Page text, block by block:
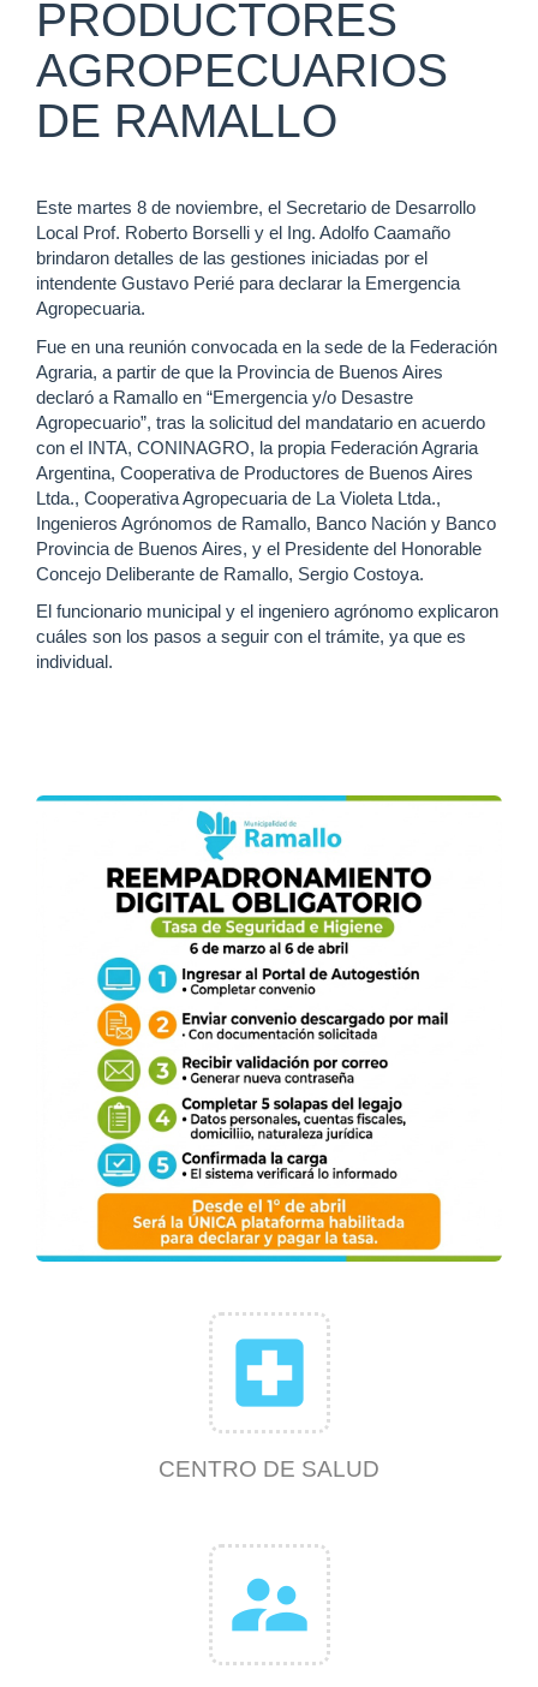
PRODUCTORES
AGROPECUARIOS
DE RAMALLO
Este martes 8 de noviembre, el Secretario de Desarrollo
Local Prof. Roberto Borselli y el Ing. Adolfo Caamaño
brindaron detalles de las gestiones iniciadas por el
intendente Gustavo Perié para declarar la Emergencia
Agropecuaria.
Fue en una reunión convocada en la sede de la Federación
Agraria, a partir de que la Provincia de Buenos Aires
declaró a Ramallo en “Emergencia y/o Desastre
Agropecuario”, tras la solicitud del mandatario en acuerdo
con el INTA, CONINAGRO, la propia Federación Agraria
Argentina, Cooperativa de Productores de Buenos Aires
Ltda., Cooperativa Agropecuaria de La Violeta Ltda.,
Ingenieros Agrónomos de Ramallo, Banco Nación y Banco
Provincia de Buenos Aires, y el Presidente del Honorable
Concejo Deliberante de Ramallo, Sergio Costoya.
El funcionario municipal y el ingeniero agrónomo explicaron
cuáles son los pasos a seguir con el trámite, ya que es
individual.
local_hospital
CENTRO DE SALUD
supervisor_account